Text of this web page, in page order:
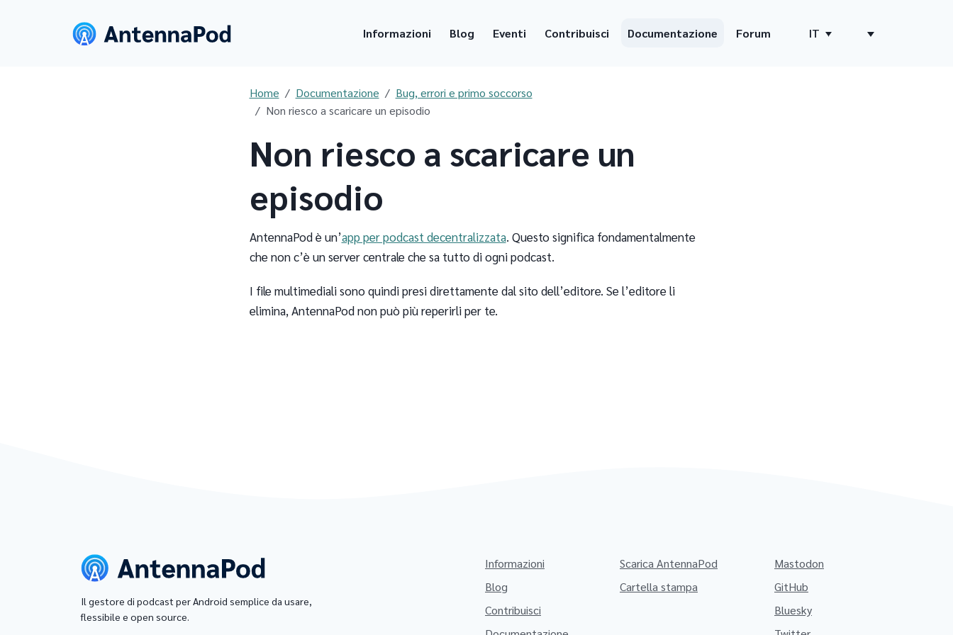
Informazioni Blog Eventi Contribuisci Documentazione Forum IT
Home Documentazione
Bug, errori e primo soccorso
Non riesco a scaricare un episodio
Non riesco a scaricare un
episodio
AntennaPod è un’app per podcast decentralizzata. Questo significa fondamentalmente
che non c’è un server centrale che sa tutto di ogni podcast.
I file multimediali sono quindi presi direttamente dal sito dell’editore. Se l’editore li
elimina, AntennaPod non può più reperirli per te.
Il gestore di podcast per Android semplice da usare,
flessibile e open source.
Informazioni
Blog
Contribuisci
Scarica AntennaPod
Cartella stampa
Mastodon
GitHub
Bluesky